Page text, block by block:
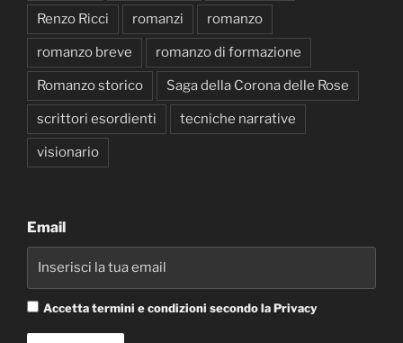
Renzo Ricci romanzi romanzo
romanzo breve romanzo di formazione
Romanzo storico Saga della Corona delle Rose
scrittori esordienti tecniche narrative
visionario
Email
Accetta termini e condizioni secondo la Privacy